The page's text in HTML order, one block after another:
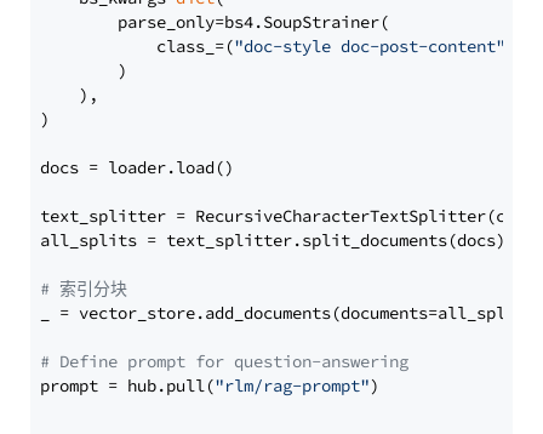
        parse_only=bs4.SoupStrainer(
            class_=(
"doc-style doc-post-content"
        )
    ),
)
docs = loader.load()
text_splitter =
all_splits = text_splitter.split_documents(docs)
# 索引分块
_ = vector_store.add_documents(documents=all_splits)
# Define prompt for question-answering
prompt = hub.pull("rlm/rag-prompt")